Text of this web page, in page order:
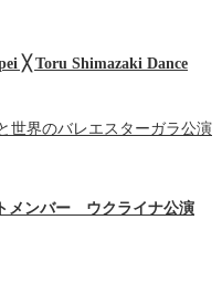
╳ Toru Shimazaki Dance
メンバー ウクライナ公演